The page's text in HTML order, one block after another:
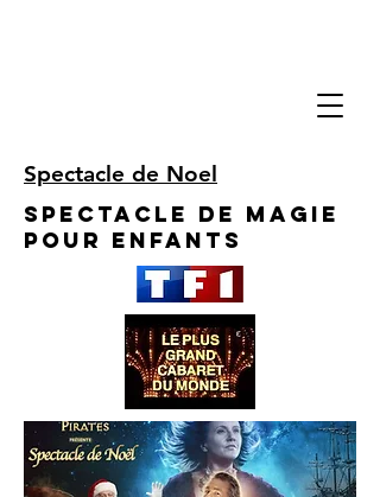
Spectacle de Noel
Spectacle de Magie
pour enfants